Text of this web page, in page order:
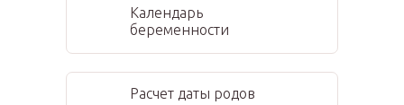
Календарь
беременности
Расчет даты родов